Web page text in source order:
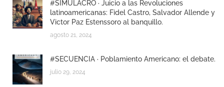
#SIMULACRO · Juicio a las Revoluciones
latinoamericanas: Fidel Castro, Salvador Allende y
Victor Paz Estenssoro al banquillo.
agosto 21, 2024
#SECUENCIA · Poblamiento Americano: el debate.
julio 29, 2024